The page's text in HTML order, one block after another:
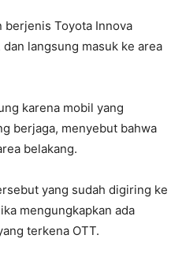
berjenis Toyota Innova
langsung masuk ke area
karena mobil yang
berjaga, menyebut bahwa
belakang.
yang sudah digiring ke
mengungkapkan ada
terkena OTT.